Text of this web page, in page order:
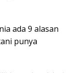
ada 9 alasan
punya